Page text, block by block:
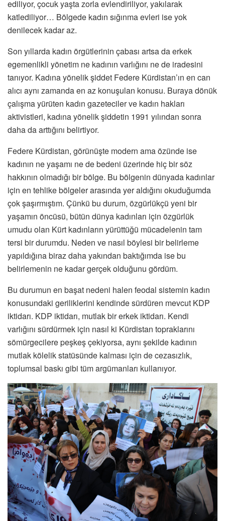
ediliyor, çocuk yaşta zorla evlendiriliyor, yakılarak
katlediliyor… Bölgede kadın sığınma evleri ise yok
denilecek kadar az.
Son yıllarda kadın örgütlerinin çabası artsa da erkek
egemenlikli yönetim ne kadının varlığını ne de iradesini
tanıyor. Kadına yönelik şiddet Federe Kürdistan’ın en can
alıcı aynı zamanda en az konuşulan konusu. Buraya dönük
çalışma yürüten kadın gazeteciler ve kadın hakları
aktivistleri, kadına yönelik şiddetin 1991 yılından sonra
daha da arttığını belirtiyor.
Federe Kürdistan, görünüşte modern ama özünde ise
kadının ne yaşamı ne de bedeni üzerinde hiç bir söz
hakkının olmadığı bir bölge. Bu bölgenin dünyada kadınlar
için en tehlike bölgeler arasında yer aldığını okuduğumda
çok şaşırmıştım. Çünkü bu durum, özgürlükçü yeni bir
yaşamın öncüsü, bütün dünya kadınları için özgürlük
umudu olan Kürt kadınların yürüttüğü mücadelenin tam
tersi bir durumdu. Neden ve nasıl böylesi bir belirleme
yapıldığına biraz daha yakından baktığımda ise bu
belirlemenin ne kadar gerçek olduğunu gördüm.
Bu durumun en başat nedeni halen feodal sistemin kadın
konusundaki geriliklerini kendinde sürdüren mevcut KDP
iktidarı. KDP iktidarı, mutlak bir erkek iktidarı. Kendi
varlığını sürdürmek için nasıl ki Kürdistan topraklarını
sömürgecilere peşkeş çekiyorsa, aynı şekilde kadının
mutlak kölelik statüsünde kalması için de cezasızlık,
toplumsal baskı gibi tüm argümanları kullanıyor.